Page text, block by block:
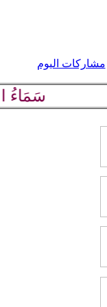
مشاركات اليوم
سَمَاءُ